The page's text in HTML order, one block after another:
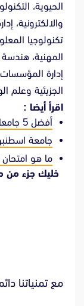
الحيوية،
والالكترونية،
تكنولوجيا
المهنية، هندسة
إدارة المؤسسات
الجزيئية وعلم
اقرأ أيضا :
أفضل 5 جامعات في اسطنبول
جامعة
ما هو امتحان
خليك جزء من
مع تمنياتنا